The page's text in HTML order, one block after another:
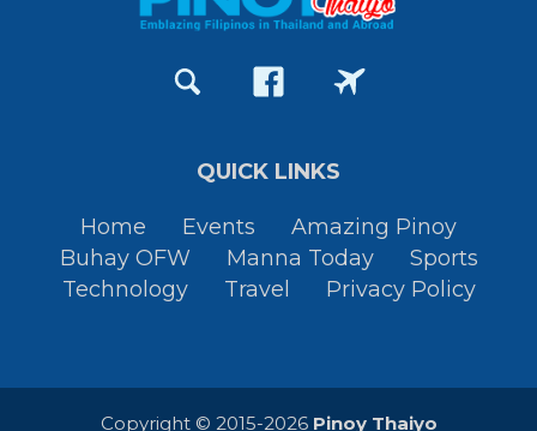
QUICK LINKS
Home Events
Amazing Pinoy
Buhay OFW
Manna Today
Sports
Technology
Travel Privacy Policy
Copyright © 2015-2026 Pinoy Thaiyo